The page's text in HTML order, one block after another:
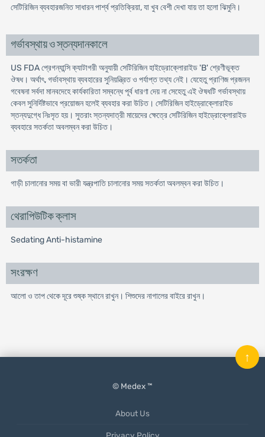
সেটিরিজিন ব্যবহারজনিত সাধারন পার্শ্ব প্রতিক্রিয়া, যা খুব বেশী দেখা যায় তা হলো ঝিমুনি।
গর্ভাবস্থায় ও স্তন্যদানকালে
US FDA প্রেগন্যান্সি ক্যাটাগরী অনুযায়ী সেটিরিজিন হাইড্রোক্লোরাইড 'B' শ্রেণীভূক্ত
ঔষধ। অর্থাৎ, গর্ভাবস্থায় ব্যবহারের সুনিয়ন্ত্রিত ও পর্যাপ্ত তথ্য নেই। যেহেতু প্রাণিজ প্রজনন
গবেষনা সর্বদা মানবদেহে কার্যকারিতা সম্বন্ধে পূর্ব ধারণা দেয় না সেহেতু এই ঔষধটি গর্ভাবস্থায়
কেবল সুনির্দিষ্টভাবে প্রয়োজন হলেই ব্যবহার করা উচিত। সেটিরিজিন হাইড্রোক্লোরাইড
স্তন্যদুগ্ধে নিঃসৃত হয়। সুতরাং স্তন্যদাত্রী মায়েদের ক্ষেত্রে সেটিরিজিন হাইড্রোক্লোরাইড
ব্যবহারে সতর্কতা অবলম্বন করা উচিত।
সতর্কতা
গাড়ী চালানোর সময় বা ভারী যন্ত্রপাতি চালানোর সময় সতর্কতা অবলম্বন করা উচিত।
থেরাপিউটিক ক্লাস
Sedating Anti-histamine
সংরক্ষণ
আলো ও তাপ থেকে দূরে শুষ্ক স্থানে রাখুন। শিশুদের নাগালের বাইরে রাখুন।
© Medex ™
About Us
↑